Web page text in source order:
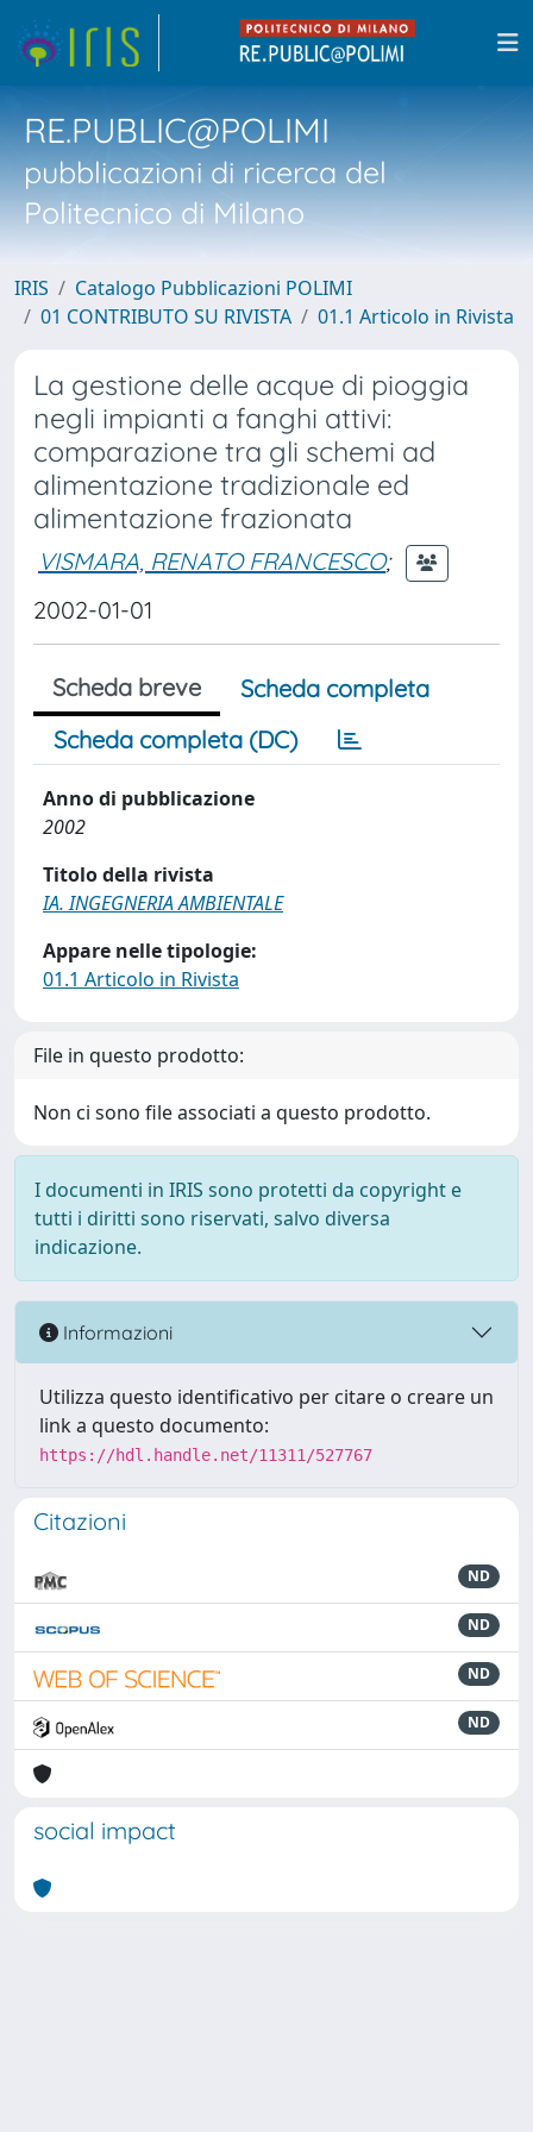
RE.PUBLIC@POLIMI
pubblicazioni di ricerca del
Politecnico di Milano
IRIS
Catalogo Pubblicazioni POLIMI
01 CONTRIBUTO SU RIVISTA
01.1 Articolo in Rivista
La gestione delle acque di pioggia
negli impianti a fanghi attivi:
comparazione tra gli schemi ad
alimentazione tradizionale ed
alimentazione frazionata
VISMARA, RENATO FRANCESCO;
2002-01-01
Scheda breve
Scheda completa
Scheda completa (DC)
Anno di pubblicazione
2002
Titolo della rivista
IA. INGEGNERIA AMBIENTALE
Appare nelle tipologie:
01.1 Articolo in Rivista
File in questo prodotto:
Non ci sono file associati a questo prodotto.
I documenti in IRIS sono protetti da copyright e
tutti i diritti sono riservati, salvo diversa
indicazione.
Informazioni
Utilizza questo identificativo per citare o creare un
link a questo documento:
https://hdl.handle.net/11311/527767
Citazioni
ND
ND
ND
ND
social impact